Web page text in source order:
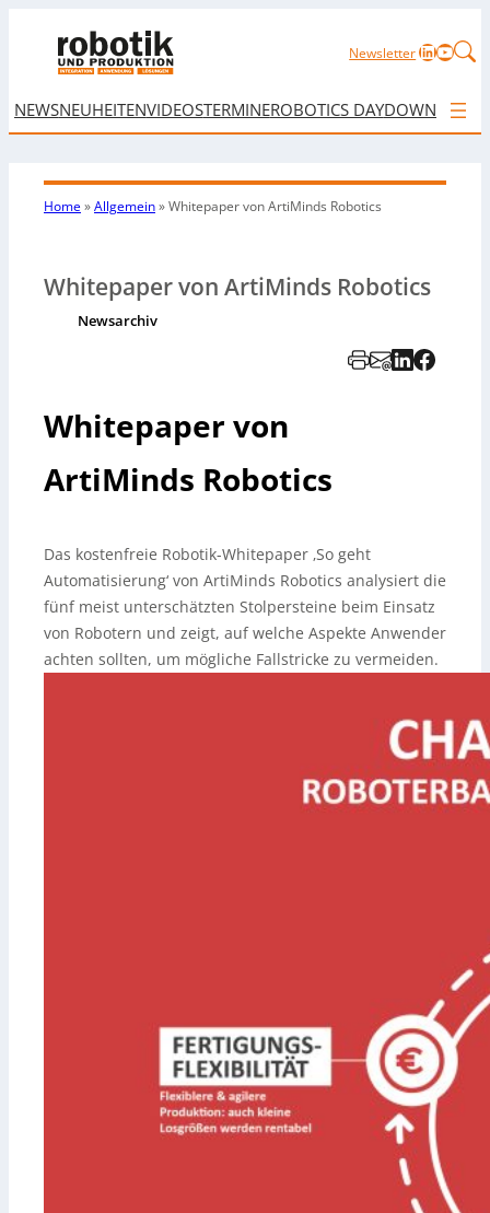
NewsletterLinkedIn
NEWSNEUHEITENVIDEOSTERMINEROBOTICS DAYDOWNLOAD
Home»Allgemein»Whitepaper von ArtiMinds Robotics
Whitepaper von ArtiMinds Robotics
Newsarchiv
Whitepaper von
ArtiMinds Robotics
Das kostenfreie Robotik-Whitepaper ‚So geht
Automatisierung‘ von ArtiMinds Robotics analysiert die
fünf meist unterschätzten Stolpersteine beim Einsatz
von Robotern und zeigt, auf welche Aspekte Anwender
achten sollten, um mögliche Fallstricke zu vermeiden.